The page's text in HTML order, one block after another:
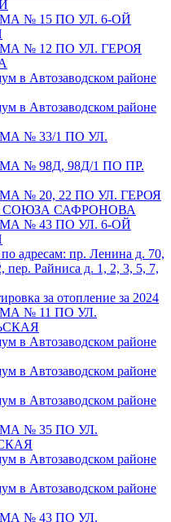
№ 15 ПО УЛ. 6-ОЙ
№ 12 ПО УЛ. ГЕРОЯ
в Автозаводском районе
в Автозаводском районе
№ 33/1 ПО УЛ.
№ 98Д, 98Д/1 ПО ПР.
№ 20, 22 ПО УЛ. ГЕРОЯ
СОЮЗА САФРОНОВА
№ 43 ПО УЛ. 6-ОЙ
адресам: пр. Ленина д. 70,
пер. Райниса д. 1, 2, 3, 5, 7,
за отопление за 2024
№ 11 ПО УЛ.
в Автозаводском районе
в Автозаводском районе
в Автозаводском районе
№ 35 ПО УЛ.
в Автозаводском районе
в Автозаводском районе
№ 43 ПО УЛ.